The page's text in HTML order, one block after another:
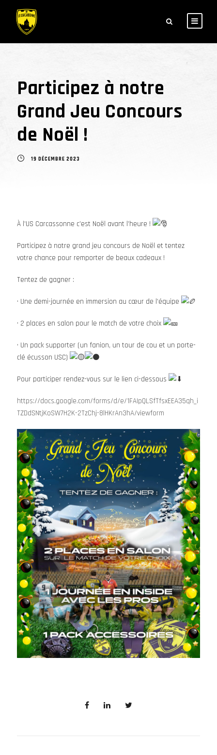
Participez à notre
Grand Jeu Concours
de Noël !
19 DÉCEMBRE 2023
À l’US Carcassonne c’est Noël avant l’heure !
Participez à notre grand jeu concours de Noël et tentez
votre chance pour remporter de beaux cadeaux !
Tentez de gagner :
• Une demi-journée en immersion au cœur de l’équipe
• 2 places en salon pour le match de votre choix
• Un pack supporter (un fanion, un tour de cou et un porte-
clé écusson USC)
Pour participer rendez-vous sur le lien ci-dessous
https://docs.google.com/forms/d/e/1FAIpQLSfTfsxEEA35qh_i
TZDdSNtjKoSW7H2K-2TzChj-8lHKrAn3hA/viewform